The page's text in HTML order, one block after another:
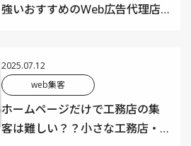
強いおすすめのWeb広告代理店7
2025.07.12
web集客
ホームページだけで工務店の集
客は難しい？？小さな工務店・